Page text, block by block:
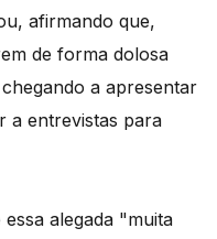
afirmando que,
de forma dolosa
a apresentar
a entrevistas para
alegada "muita